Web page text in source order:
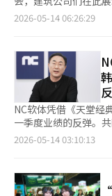
示，对于追求潮流的
角色周边不仅能够带
釉、安瓶等产品很难
色IP与限定周边刺激购买欲望。 与此同时
剧，也被认为是角色
ABLY 、Daiso等平台
与限量版策略争夺年轻消费者。 业内分析认
出韩国美妆市场核心
期接触短视频内容的
同比增长60.6%，外
多外籍游客将角色联
同时针对游戏、K-
视为全球电子竞技的
家和大众用户。 谷歌Play从当天起至17日将在首尔成寿地区的多
个地方展示Faker与
查看活动视频和内容，同
划在未来继续扩大结
游戏市场竞争的加剧
任务。 谷歌Play相关人士表示：“我们策划此次活动是为了宣传
移动游戏的魅力，并
与K-pop和电子竞技
店以感性的服装廓形
通过精致的产品陈列
销战略，启用人气女
琏兼具时尚感与自然
契合，成为品牌快速提
市场外，GROVE也
京原宿运营旗舰店，
店，进一步扩大在亚
区’，吸引了市民的光
市民们像散步一样游
照。当天，草坪旁的
发、凯龙建设、大宇
设。 凯龙建设以红色大门和石墙花园吸引了眼球，大宇建设则展
示了以圆形结构为中
发在现有树木上悬挂
绣球花等进行景观布
可以自然地休息。建
引人注目的空间是GS
丽莎白森林(Elysian
2026-05-14 06:26:29
NC软体凭借《天堂经
一季度业绩的反弹。
将超过2.5万亿韩元，并计
年同期增长55%，较
2070%，营业利润率为20%。 此次业绩的关键
2026-05-14 03:10:13